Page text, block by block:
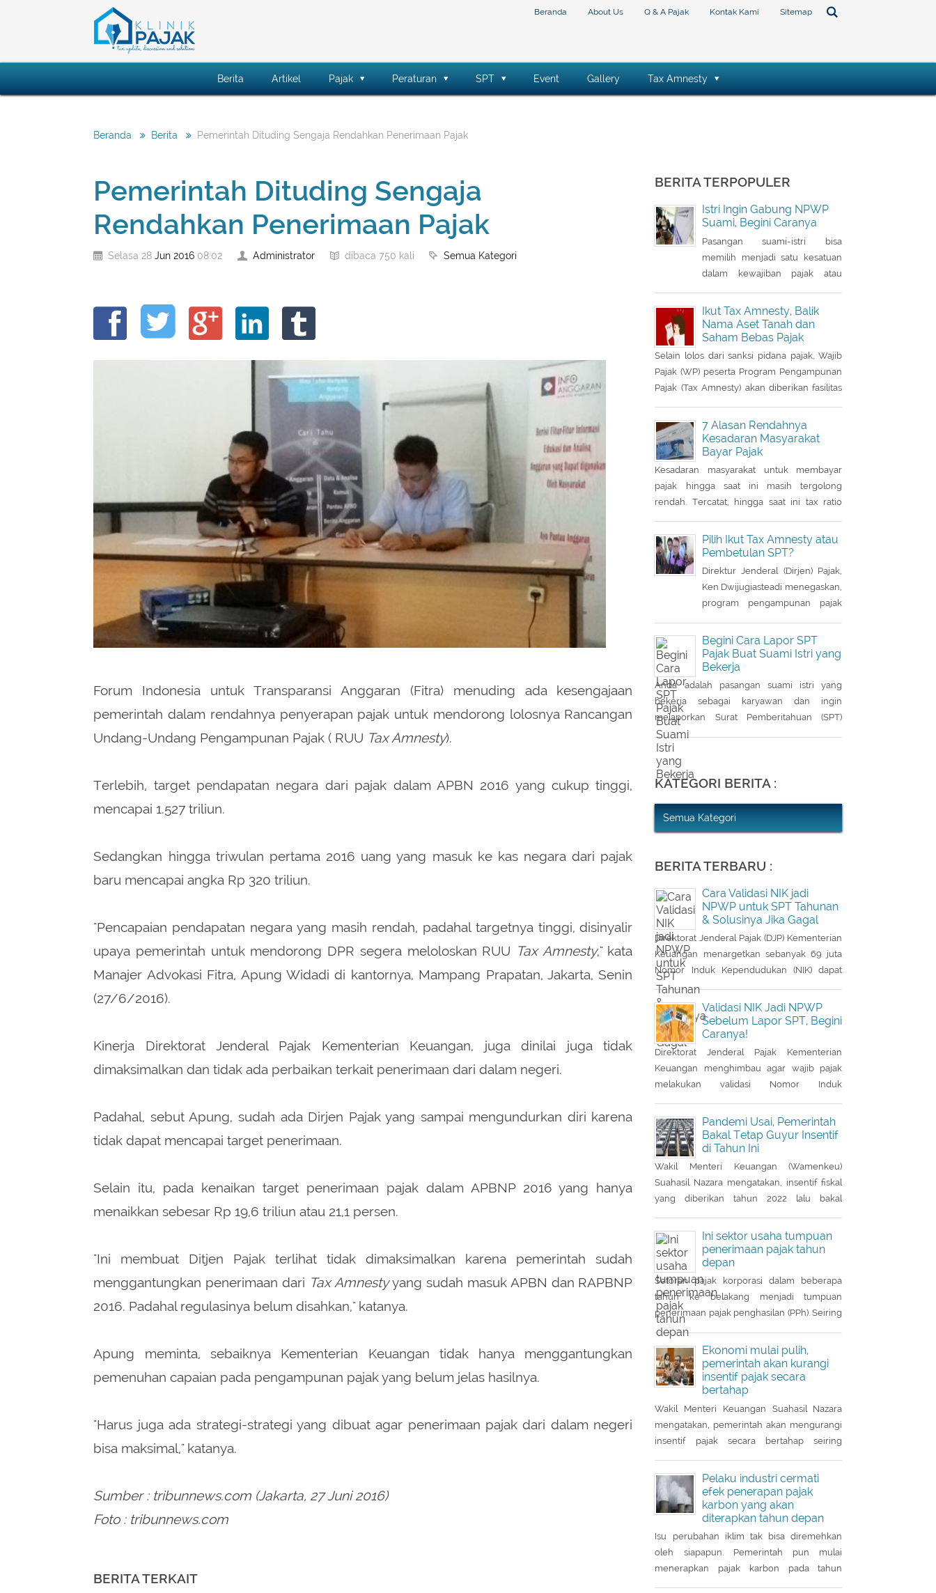
Beranda About Us Q & A Pajak Kontak Kami Sitemap
Berita Artikel Pajak Peraturan SPT Event Gallery Tax Amnesty
Beranda Berita Pemerintah Dituding Sengaja Rendahkan Penerimaan Pajak
Pemerintah Dituding Sengaja
Rendahkan Penerimaan Pajak
Selasa 28 Jun 2016 08:02 Administrator dibaca 750 kali Semua Kategori
Forum Indonesia untuk Transparansi Anggaran (Fitra) menuding ada kesengajaan
pemerintah dalam rendahnya penyerapan pajak untuk mendorong lolosnya Rancangan
Undang-Undang Pengampunan Pajak ( RUU Tax Amnesty).
Terlebih, target pendapatan negara dari pajak dalam APBN 2016 yang cukup tinggi,
mencapai 1.527 triliun.
Sedangkan hingga triwulan pertama 2016 uang yang masuk ke kas negara dari pajak
baru mencapai angka Rp 320 triliun.
"Pencapaian pendapatan negara yang masih rendah, padahal targetnya tinggi, disinyalir
upaya pemerintah untuk mendorong DPR segera meloloskan RUU Tax Amnesty," kata
Manajer Advokasi Fitra, Apung Widadi di kantornya, Mampang Prapatan, Jakarta, Senin
(27/6/2016).
Kinerja Direktorat Jenderal Pajak Kementerian Keuangan, juga dinilai juga tidak
dimaksimalkan dan tidak ada perbaikan terkait penerimaan dari dalam negeri.
Padahal, sebut Apung, sudah ada Dirjen Pajak yang sampai mengundurkan diri karena
tidak dapat mencapai target penerimaan.
Selain itu, pada kenaikan target penerimaan pajak dalam APBNP 2016 yang hanya
menaikkan sebesar Rp 19,6 triliun atau 21,1 persen.
"Ini membuat Ditjen Pajak terlihat tidak dimaksimalkan karena pemerintah sudah
menggantungkan penerimaan dari Tax Amnestyyang sudah masuk APBN dan RAPBNP
2016. Padahal regulasinya belum disahkan," katanya.
Apung meminta, sebaiknya Kementerian Keuangan tidak hanya menggantungkan
pemenuhan capaian pada pengampunan pajak yang belum jelas hasilnya.
"Harus juga ada strategi-strategi yang dibuat agar penerimaan pajak dari dalam negeri
bisa maksimal," katanya.
Sumber : tribunnews.com (Jakarta, 27 Juni 2016)
Foto : tribunnews.com
BERITA TERKAIT
BERITA TERPOPULER
Istri Ingin Gabung NPWP
Suami, Begini Caranya
Pasangan suami-istri bisa
memilih menjadi satu kesatuan
dalam kewajiban pajak atau
Pajak (NPWP). Bila sebelumnya
istri sudah memiliki NPWP, maka
harus dihapuskan dan dialihkan
ke suami. Bagaimana caranya?
Ikut Tax Amnesty, Balik
Nama Aset Tanah dan
Saham Bebas Pajak
Selain lolos dari sanksi pidana pajak, Wajib
Pajak (WP) peserta Program Pengampunan
Pajak (Tax Amnesty) akan diberikan fasilitas
pemerintah. Insentif ini dapat diperoleh jika
pemohon melakukan balik nama atas harta
berupa saham dan harta tidak bergerak,
seperti tanah dan bangunan.
7 Alasan Rendahnya
Kesadaran Masyarakat
Bayar Pajak
Kesadaran masyarakat untuk membayar
pajak hingga saat ini masih tergolong
rendah. Tercatat, hingga saat ini tax ratio
persen, lebih rendah dibandingkan negara
tetangga seperti Singapura dan Malaysia.
Pilih Ikut Tax Amnesty atau
Pembetulan SPT?
Direktur Jenderal (Dirjen) Pajak,
Ken Dwijugiasteadi menegaskan,
program pengampunan pajak
kewajiban bagi setiap Wajib
Pajak (WP). WP berhak untuk
memilih pembetulan Surat
Pemberitahuan (SPT) Tahunan
Pajak Penghasilan (PPh) dengan
aturan main yang berbeda, salah
Begini Cara Lapor SPT
Pajak Buat Suami Istri yang
Bekerja
Anda adalah pasangan suami istri yang
bekerja sebagai karyawan dan ingin
melaporkan Surat Pemberitahuan (SPT)
Tahunan Pajak Penghasilan (PPh) Orang
Pribadi? Ada cara mudah yang bisa Anda
lakukan. Saat berbincang dengan
Liputan6.com di Jakarta, Rabu (30/3/2016),
Pratama Tanah Abang Dua, Dwi Astuti
KATEGORI BERITA :
Semua Kategori
BERITA TERBARU :
Cara Validasi NIK jadi
NPWP untuk SPT Tahunan
& Solusinya Jika Gagal
Direktorat Jenderal Pajak (DJP) Kementerian
Keuangan menargetkan sebanyak 69 juta
Nomor Induk Kependudukan (NIK) dapat
terintegrasi dengan Nomor Pokok Wajib
Pajik (NPWP). Simak cara validasi NIK jadi
NPWP jelang pelaporan SPT
Tahunan.Hingga 8 Januari 2023, DJP
mencatat baru 53 juta NIK atau 76,8 persen
dari total target yang baru
terintegrasi. Melalui integrasi, nantinya
Validasi NIK Jadi NPWP
Sebelum Lapor SPT, Begini
Caranya!
Direktorat Jenderal Pajak Kementerian
Keuangan menghimbau agar wajib pajak
melakukan validasi Nomor Induk
Wajib Pajak (NPWP) sebelum pelaporan
SPT Tahunan 2022. Hal ini sejalan dengan
sudah mulai diterapkannya Peraturan
Menteri Keuangan (PMK) Nomor
112/PMK.03/2022. Dalam PMK yang menjadi
aturan turunan Peraturan Presiden Nomor
Pandemi Usai, Pemerintah
Bakal Tetap Guyur Insentif
di Tahun Ini
Wakil Menteri Keuangan (Wamenkeu)
Suahasil Nazara mengatakan, insentif fiskal
yang diberikan tahun 2022 lalu bakal
antaranya insentif pajak penjualan barang
mewah ditanggung pemerintah ( PpnBM
DTP) untuk sektor otomotif maupun insentif
pajak pertambahan nilai ditanggung
pemerintah (PPN DTP) untuk sektor properti.
Ini sektor usaha tumpuan
penerimaan pajak tahun
depan
Setoran pajak korporasi dalam beberapa
tahun ke belakang menjadi tumpuan
penerimaan pajak penghasilan (PPh). Seiring
pemulihan ekonomi, otoritas pajak mulai
mencari sektor usaha yang berpotensi
memberikan sumbangsih besar di tahun
depan.
Ekonomi mulai pulih,
pemerintah akan kurangi
insentif pajak secara
bertahap
Wakil Menteri Keuangan Suahasil Nazara
mengatakan, pemerintah akan mengurangi
insentif pajak secara bertahap seiring
nasional.
Pelaku industri cermati
efek penerapan pajak
karbon yang akan
diterapkan tahun depan
Isu perubahan iklim tak bisa diremehkan
oleh siapapun. Pemerintah pun mulai
menerapkan pajak karbon pada tahun